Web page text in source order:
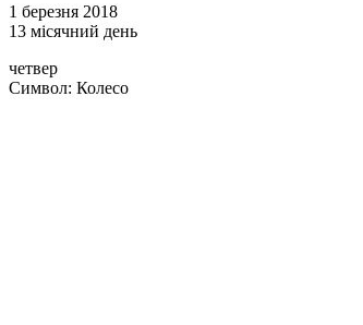
1 березня 2018
13 місячний день
четвер
Символ: Колесо